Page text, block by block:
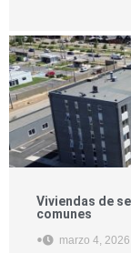
Viviendas de
comunes
• marzo 4, 2026